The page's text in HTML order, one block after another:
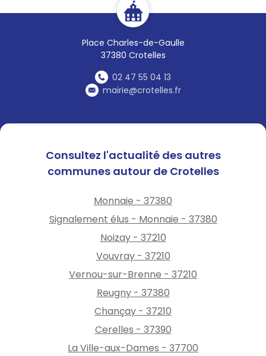
Place Charles-de-Gaulle
37380 Crotelles
02 47 55 04 13
mairie@crotelles.fr
Consultez l'actualité des autres
communes autour de Crotelles
Monnaie - 37380
Signalement élus - Monnaie - 37380
Noizay - 37210
Vouvray - 37210
Vernou-sur-Brenne - 37210
Reugny - 37380
Chançay - 37210
Cerelles - 37390
La Ville-aux-Dames - 37700